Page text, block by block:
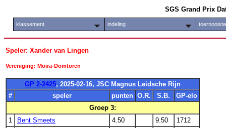
SGS Grand Prix
klassement indeling
Speler: Xander van Lingen
Vereniging: Moira-Domtoren
GP 2-2425, 2025-02-16, JSC Magnus Leidsche Rijn
#
speler punten O.R. S.B.
GP-elo
Groep 3:
1
Bent Smeets 4.50 9.50
1712